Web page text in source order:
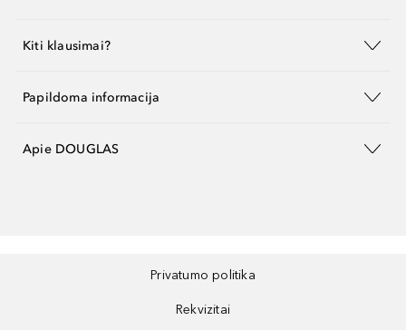
Kiti klausimai?
Papildoma informacija
Apie DOUGLAS
Privatumo politika
Rekvizitai